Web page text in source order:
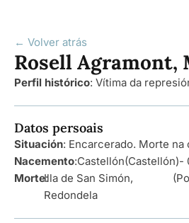
← Volver atrás
Rosell Agramont,
Perfil histórico: Vítima da
Datos persoais
Situación: Encarcerado. Morte na
Nacemento:Castellón(Castellón)-
Morte:
Illa de San Simón,
Redondela